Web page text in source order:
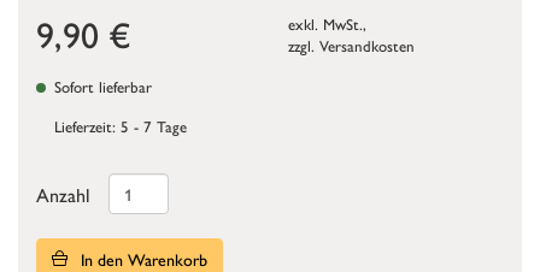
9,90 €
exkl. MwSt.,
zzgl. Versandkosten
Sofort lieferbar
Lieferzeit: 5 - 7 Tage
Anzahl
In den Warenkorb